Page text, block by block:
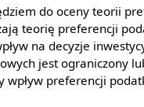
do oceny teorii
teorię preferencji
na decyzje
jest ograniczony
wpływ preferencji